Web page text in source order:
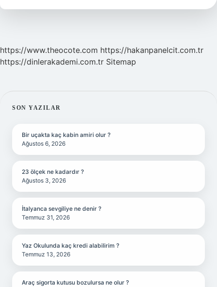
https://www.theocote.com https://hakanpanelcit.com.tr
https://dinlerakademi.com.tr Sitemap
SIDEBAR
SON YAZILAR
Bir uçakta kaç kabin amiri olur ?
Ağustos 6, 2026
23 ölçek ne kadardır ?
Ağustos 3, 2026
İtalyanca sevgiliye ne denir ?
Temmuz 31, 2026
Yaz Okulunda kaç kredi alabilirim ?
Temmuz 13, 2026
Araç sigorta kutusu bozulursa ne olur ?